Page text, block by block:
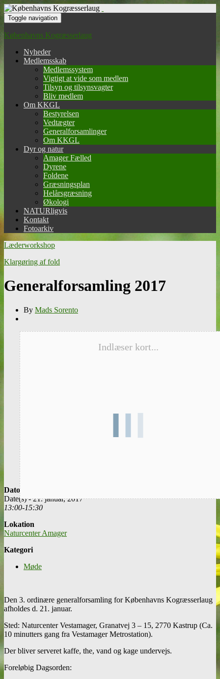
Toggle navigation
Københavns Kogræsserlaug
Nyheder
Medlemsskab
Medlemssystem
Vigtigt at vide som medlem
Tilsyn og tilsynsvagter
Bliv medlem
Om KKGL
Bestyrelsen
Vedtægter
Generalforsamlinger
Om KKGL
Dyr og natur
Amager Fælled
Dyrene
Foldene
Græsningsplan
Helårsgræsning
Økologi
NATURligvis
Kontakt
Fotoarkiv
Læderworkshop
Klargøring af fold
Generalforsamling 2017
By Mads Sorento
Indlæser kort...
Dato/klokkeslæt
Date(s) - 21. januar, 2017
13:00-15:30
Lokation
Naturcenter Amager
Kategori
Møde
Den 3. ordinære generalforsamling for Københavns Kogræsserlaug
afholdes d. 21. januar.
Sted: Naturcenter Vestamager, Granatvej 3 – 15, 2770 Kastrup (Ca.
10 minutters gang fra Vestamager Metrostation).
Der bliver serveret kaffe, the, vand og kage undervejs.
Foreløbig Dagsorden: